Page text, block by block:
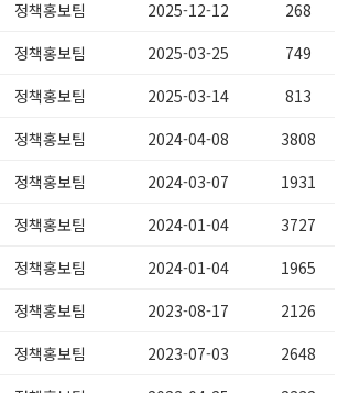
정책홍보팀 2025-12-12
268
정책홍보팀 2025-03-25
749
정책홍보팀 2025-03-14
813
정책홍보팀 2024-04-08
3808
정책홍보팀 2024-03-07
1931
정책홍보팀 2024-01-04
3727
정책홍보팀 2024-01-04
1965
정책홍보팀 2023-08-17
2126
정책홍보팀 2023-07-03
2648